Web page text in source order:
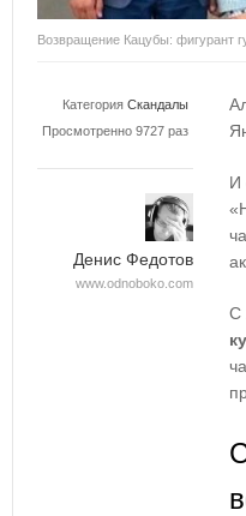
Возвращение Кацубы: фигурант
Категория Скандалы
Просмотренно 9727 раз
Денис Федотов
www.odnoboko.com
И
С